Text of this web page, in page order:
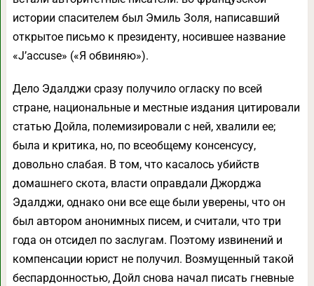
истории спасителем был Эмиль Золя, написавший
открытое письмо к президенту, носившее название
«J’accuse» («Я обвиняю»).
Дело Эдалджи сразу получило огласку по всей
стране, национальные и местные издания цитировали
статью Дойла, полемизировали с ней, хвалили ее;
была и критика, но, по всеобщему консенсусу,
довольно слабая. В том, что касалось убийств
домашнего скота, власти оправдали Джорджа
Эдалджи, однако они все еще были уверены, что он
был автором анонимных писем, и считали, что три
года он отсидел по заслугам. Поэтому извинений и
компенсации юрист не получил. Возмущенный такой
беспардонностью, Дойл снова начал писать гневные